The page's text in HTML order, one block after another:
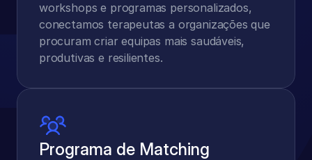
workshops e programas personalizados,
conectamos terapeutas a organizações que
procuram criar equipas mais saudáveis,
produtivas e resilientes.
Programa de Matching